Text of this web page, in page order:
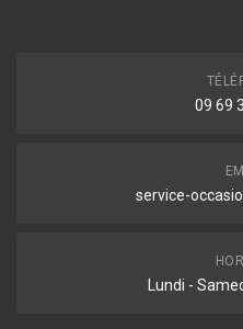
09 69
service-
Lundi -